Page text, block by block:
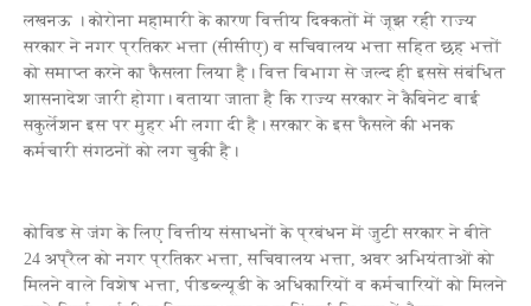
लखनऊ । कोरोना महामारी के कारण वित्तीय दिक्कतों में जूझ रही राज्य
सरकार ने नगर प्रतिकर भत्ता (सीसीए) व सचिवालय भत्ता सहित छह भत्तों
को समाप्त करने का फैसला लिया है। वित्त विभाग से जल्द ही इससे संबंधित
शासनादेश जारी होगा। बताया जाता है कि राज्य सरकार ने कैबिनेट बाई
सकुर्लेशन इस पर मुहर भी लगा दी है। सरकार के इस फैसले की भनक
कर्मचारी संगठनों को लग चुकी है।
कोविड से जंग के लिए वित्तीय संसाधनों के प्रबंधन में जुटी सरकार ने बीते
24 अप्रैल को नगर प्रतिकर भत्ता, सचिवालय भत्ता, अवर अभियंताओं को
मिलने वाले विशेष भत्ता, पीडब्ल्यूडी के अधिकारियों व कर्मचारियों को मिलने